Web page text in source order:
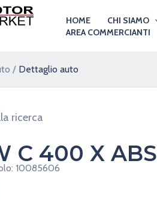
HOME CHI SIAMO
AREA COMMERCIANTI
Dettaglio auto
ricerca
C 400 X ABS
10085606